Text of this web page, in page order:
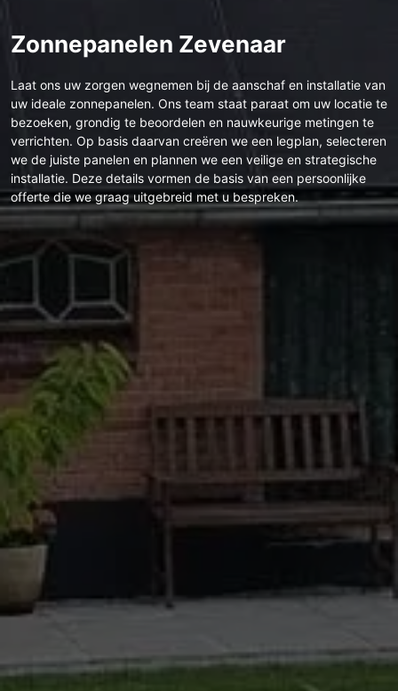
Zonnepanelen Zevenaar
Laat ons uw zorgen wegnemen bij de aanschaf en installatie van
uw ideale zonnepanelen. Ons team staat paraat om uw locatie te
bezoeken, grondig te beoordelen en nauwkeurige metingen te
verrichten. Op basis daarvan creëren we een legplan, selecteren
we de juiste panelen en plannen we een veilige en strategische
installatie. Deze details vormen de basis van een persoonlijke
offerte die we graag uitgebreid met u bespreken.